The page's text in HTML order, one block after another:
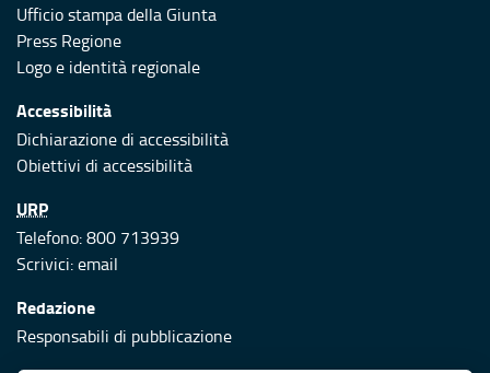
Ufficio stampa della Giunta
Press Regione
Logo e identità regionale
Accessibilità
Dichiarazione di accessibilità
Obiettivi di accessibilità
URP
Telefono: 800 713939
Scrivici:email
Redazione
Responsabili di pubblicazione